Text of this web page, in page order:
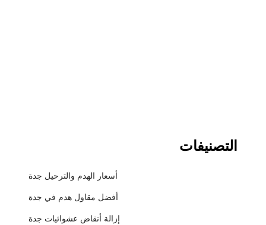
التصنيفات
أسعار الهدم والترحيل جدة
أفضل مقاول هدم في جدة
إزالة أنقاض عشوائيات جدة